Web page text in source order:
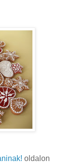
oldalon